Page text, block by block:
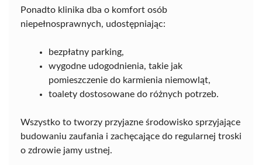
Ponadto klinika dba o komfort osób
niepełnosprawnych, udostępniając:
bezpłatny parking,
wygodne udogodnienia, takie jak
pomieszczenie do karmienia niemowląt,
toalety dostosowane do różnych potrzeb.
Wszystko to tworzy przyjazne środowisko sprzyjające
budowaniu zaufania i zachęcające do regularnej troski
o zdrowie jamy ustnej.